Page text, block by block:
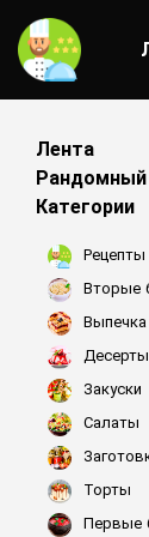
Лента
Рандомный
Категории
Рецепты
Вторые
Выпечка
Десерты
Закуски
Салаты
Торты
Первые